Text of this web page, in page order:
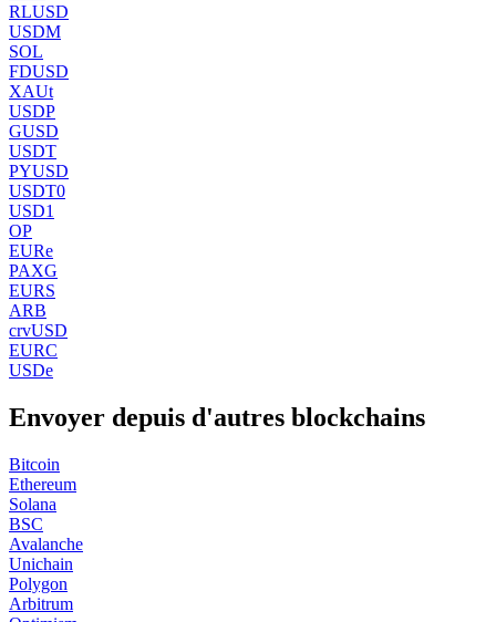
RLUSD
USDM
SOL
FDUSD
XAUt
USDP
GUSD
USDT
PYUSD
USDT0
USD1
OP
EURe
PAXG
EURS
ARB
crvUSD
EURC
USDe
Envoyer depuis d'autres blockchains
Bitcoin
Ethereum
Solana
BSC
Avalanche
Unichain
Polygon
Arbitrum